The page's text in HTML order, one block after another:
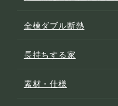
全棟ダブル断熱
長持ちする家
素材・仕様